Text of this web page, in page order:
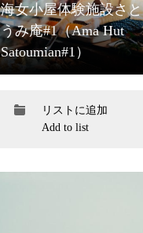
海女小屋体験施設さと
うみ庵#1（Ama Hut
Satoumian#1）
リストに追加
Add to list